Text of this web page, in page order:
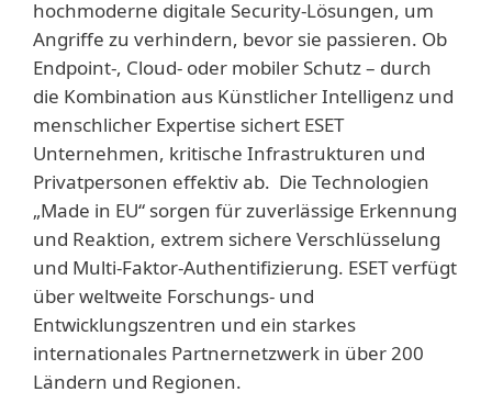
hochmoderne digitale Security-Lösungen, um
Angriffe zu verhindern, bevor sie passieren. Ob
Endpoint-, Cloud- oder mobiler Schutz – durch
die Kombination aus Künstlicher Intelligenz und
menschlicher Expertise sichert ESET
Unternehmen, kritische Infrastrukturen und
Privatpersonen effektiv ab. Die Technologien
„Made in EU“ sorgen für zuverlässige Erkennung
und Reaktion, extrem sichere Verschlüsselung
und Multi-Faktor-Authentifizierung. ESET verfügt
über weltweite Forschungs- und
Entwicklungszentren und ein starkes
internationales Partnernetzwerk in über 200
Ländern und Regionen.